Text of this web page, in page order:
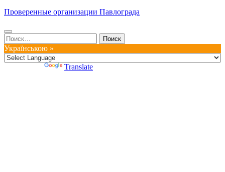
Проверенные организации Павлограда
Найти:
Українською »
Translate